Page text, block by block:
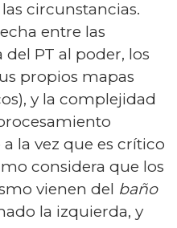
circunstancias.
entre las
PT al poder, los
propios mapas
y la complejidad
la vez que es crítico
considera que los
vienen del baño
la izquierda, y